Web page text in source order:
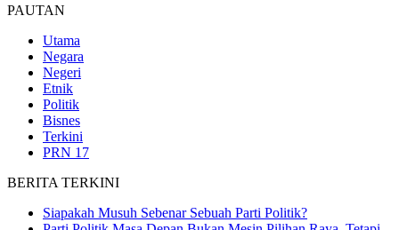
PAUTAN
Utama
Negara
Negeri
Etnik
Politik
Bisnes
Terkini
PRN 17
BERITA TERKINI
Siapakah Musuh Sebenar Sebuah Parti Politik?